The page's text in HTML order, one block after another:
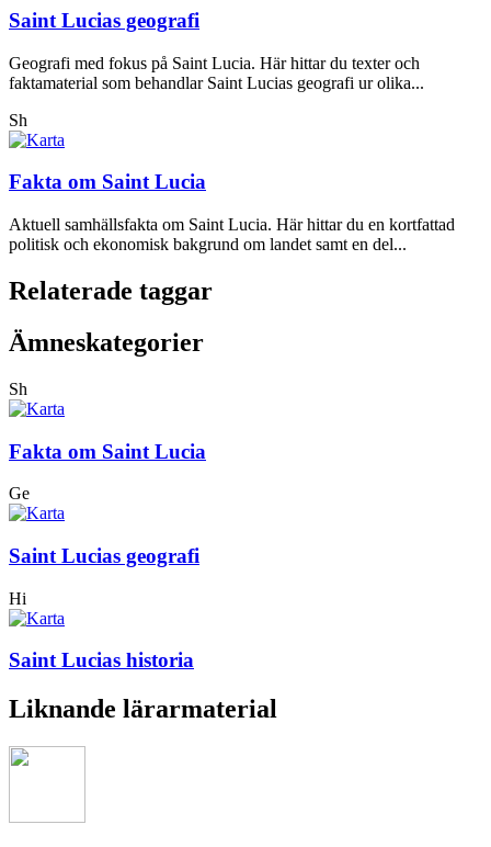
Saint Lucias geografi
Geografi med fokus på Saint Lucia. Här hittar du texter och
faktamaterial som behandlar Saint Lucias geografi ur olika...
Sh
Fakta om Saint Lucia
Aktuell samhällsfakta om Saint Lucia. Här hittar du en kortfattad
politisk och ekonomisk bakgrund om landet samt en del...
Relaterade taggar
Ämneskategorier
Sh
Fakta om Saint Lucia
Ge
Saint Lucias geografi
Hi
Saint Lucias historia
Liknande lärarmaterial